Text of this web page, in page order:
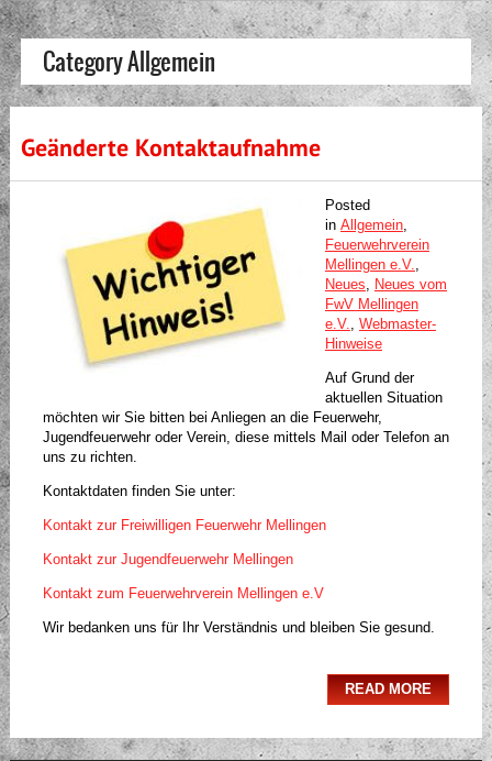
Category Allgemein
Geänderte Kontaktaufnahme
Posted
in Allgemein,
Feuerwehrverein
Mellingen e.V.,
Neues, Neues vom
FwV Mellingen
e.V., Webmaster-
Hinweise
Auf Grund der
aktuellen Situation
möchten wir Sie bitten bei Anliegen an die Feuerwehr,
Jugendfeuerwehr oder Verein, diese mittels Mail oder Telefon an
uns zu richten.
Kontaktdaten finden Sie unter:
Kontakt zur Freiwilligen Feuerwehr Mellingen
Kontakt zur Jugendfeuerwehr Mellingen
Kontakt zum Feuerwehrverein Mellingen e.V
Wir bedanken uns für Ihr Verständnis und bleiben Sie gesund.
READ MORE